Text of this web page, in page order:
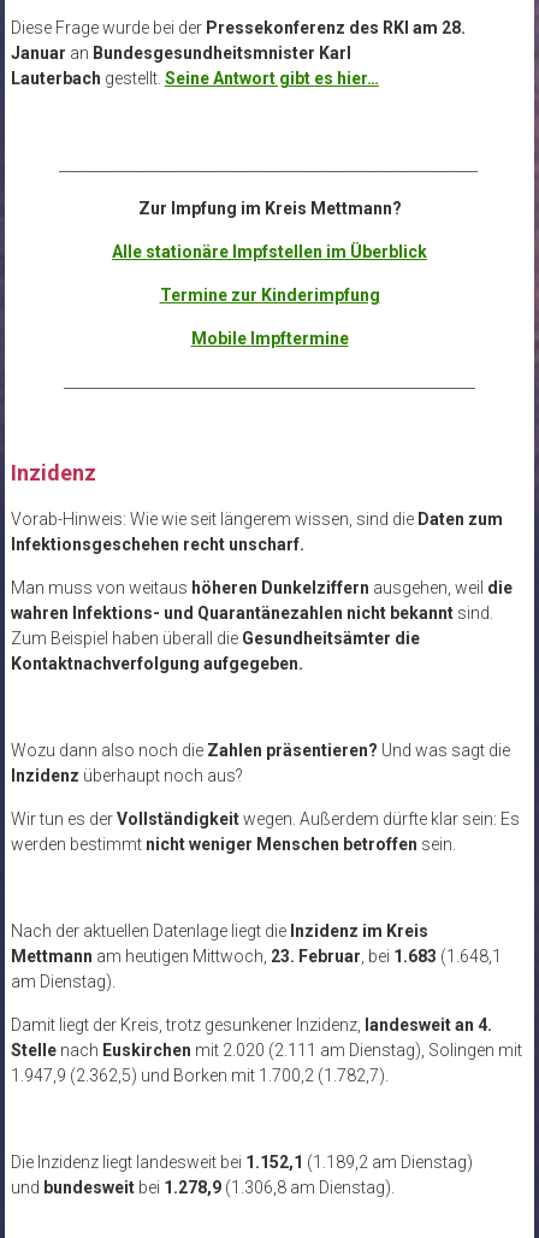
Diese Frage wurde bei der Pressekonferenz des RKI am 28.
Januar an Bundesgesundheitsmnister Karl
Lauterbach gestellt. Seine Antwort gibt es hier…
Zur Impfung im Kreis Mettmann?
Alle stationäre Impfstellen im Überblick
Termine zur Kinderimpfung
Mobile Impftermine
Inzidenz
Vorab-Hinweis: Wie wie seit längerem wissen, sind die Daten zum
Infektionsgeschehen recht unscharf.
Man muss von weitaus höheren Dunkelziffern ausgehen, weil die
wahren Infektions- und Quarantänezahlen nicht bekannt sind.
Zum Beispiel haben überall die Gesundheitsämter die
Kontaktnachverfolgung aufgegeben.
Wozu dann also noch die Zahlen präsentieren? Und was sagt die
Inzidenz überhaupt noch aus?
Wir tun es derVollständigkeitwegen. Außerdem dürfte klar sein: Es
werden bestimmt nicht weniger Menschen betroffen sein.
Nach der aktuellen Datenlage liegt die Inzidenz im Kreis
Mettmann am heutigen Mittwoch, 23. Februar , bei 1.683 (1.648,1
am Dienstag).
Damit liegt der Kreis, trotz gesunkener Inzidenz,
landesweit an 4.
Stellenach Euskirchen mit 2.020 (2.111 am Dienstag), Solingen mit
1.947,9 (2.362,5) und Borken mit 1.700,2 (1.782,7).
Die Inzidenz liegt landesweit bei 1.152,1 (1.189,2 am Dienstag)
und bundesweit bei 1.278,9 (1.306,8 am Dienstag).